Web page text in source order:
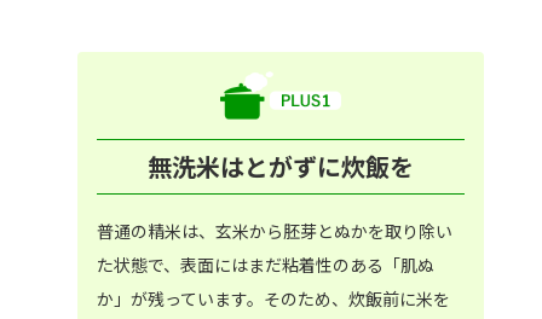
無洗米はとがずに炊飯を
普通の精米は、玄米から胚芽とぬかを取り除い
た状態で、表面にはまだ粘着性のある「肌ぬ
か」が残っています。そのため、炊飯前に米を